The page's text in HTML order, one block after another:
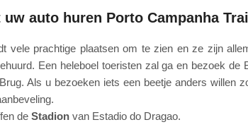
auto huren Porto Campanha
vele prachtige plaatsen om te zien en ze zijn
Een heleboel toeristen zal ga en bezoek de
Als u bezoeken iets een beetje anders willen
de Stadion van Estadio do Dragao.